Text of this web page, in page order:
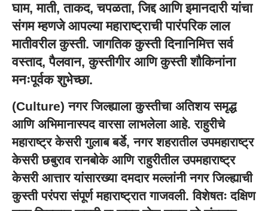
घाम, माती, ताकद, चपळता, जिद्द आणि इमानदारी यांचा
संगम म्हणजे आपल्या महाराष्ट्राची पारंपरिक लाल
मातीवरील कुस्ती. जागतिक कुस्ती दिनानिमित्त सर्व
वस्ताद, पैलवान, कुस्तीगीर आणि कुस्ती शौकिनांना
मनःपूर्वक शुभेच्छा.
(Culture) नगर जिल्ह्याला कुस्तीचा अतिशय समृद्ध
आणि अभिमानास्पद वारसा लाभलेला आहे. राहुरीचे
महाराष्ट्र केसरी गुलाब बर्डे, नगर शहरातील उपमहाराष्ट्र
केसरी छबुराव रानबोके आणि राहुरीतील उपमहाराष्ट्र
केसरी आत्तार यांसारख्या दमदार मल्लांनी नगर जिल्ह्याची
कुस्ती परंपरा संपूर्ण महाराष्ट्रात गाजवली. विशेषतः दक्षिण